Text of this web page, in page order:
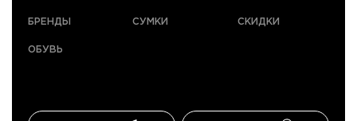
БРЕНДЫ
ОБУВЬ
СУМКИ СКИДКИ